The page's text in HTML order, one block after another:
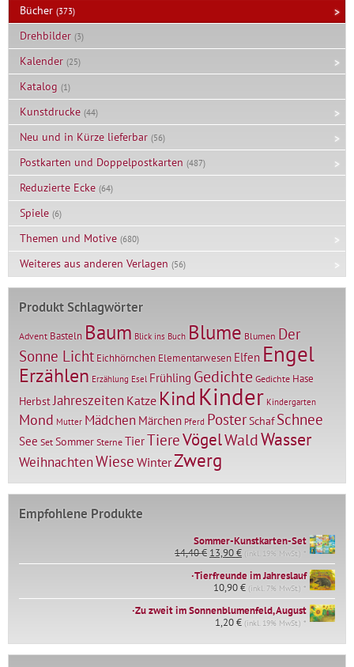
Bücher (373)
Drehbilder (3)
Kalender (25)
Katalog (1)
Kunstdrucke (44)
Neu und in Kürze lieferbar (56)
Postkarten und Doppelpostkarten (487)
Reduzierte Ecke (64)
Spiele (6)
Themen und Motive (680)
Weiteres aus anderen Verlagen (56)
Produkt Schlagwörter
Advent Basteln Baum Blick ins Buch Blume Blumen Der
Sonne Licht Eichhörnchen Elementarwesen Elfen Engel
Erzählen Erzählung Esel Frühling Gedichte Gedichte Hase
HerbstJahreszeitenKatze KindKinder Kindergarten
Mond Mutter Mädchen Märchen Pferd PosterSchaf Schnee
See Set Sommer Sterne TierTiereVögelWaldWasser
WeihnachtenWiese WinterZwerg
Empfohlene Produkte
Sommer-Kunstkarten-Set
14,40€ Ursprünglicher
Preis
war:
14,40 €
13,90€Aktueller
Preis
ist:
13,90 €.
(inkl. 19% MwSt.) *
∙Tierfreunde im Jahreslauf
10,90€ (inkl. 7% MwSt.) *
∙Zu zweit im Sonnenblumenfeld, August
1,20€ (inkl. 19% MwSt.) *